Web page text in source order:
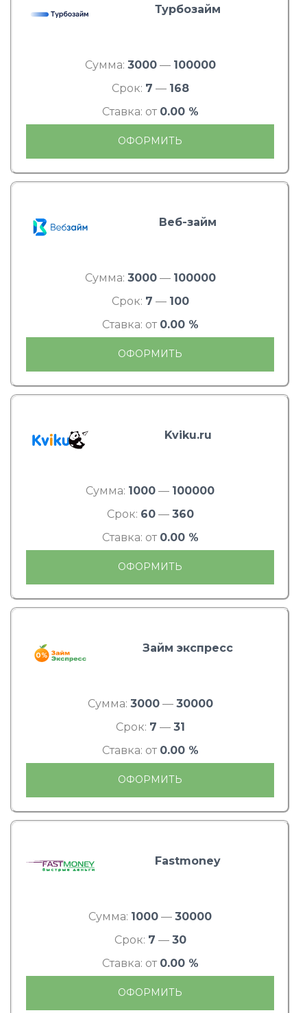
Турбозайм
Сумма: 3000— 100000
Срок: 7 — 168
Ставка: от 0.00 %
ОФОРМИТЬ
Веб-займ
Сумма: 3000— 100000
Срок: 7 — 100
Ставка: от 0.00 %
ОФОРМИТЬ
Kviku.ru
Сумма: 1000 — 100000
Срок: 60— 360
Ставка: от 0.00 %
ОФОРМИТЬ
Займ экспресс
Сумма: 3000— 30000
Срок: 7 — 31
Ставка: от 0.00 %
ОФОРМИТЬ
Fastmoney
Сумма: 1000 — 30000
Срок: 7 — 30
Ставка: от 0.00 %
ОФОРМИТЬ